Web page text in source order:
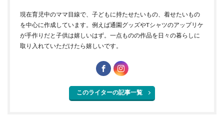
現在育児中のママ目線で、子どもに持たせたいもの、着せたいもの
を中心に作成しています。例えば通園グッズやTシャツのアップリケ
が手作りだと子供は嬉しいはず。一点ものの作品を日々の暮らしに
取り入れていただけたら嬉しいです。
このライターの記事一覧